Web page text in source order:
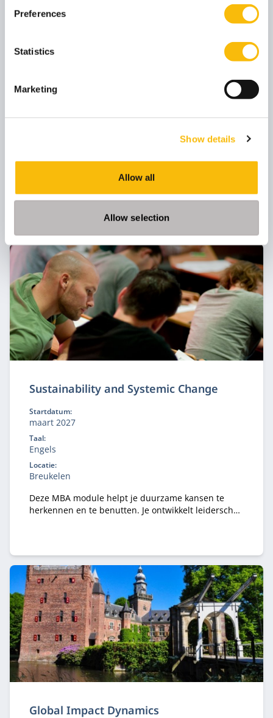
Preferences
Statistics
Marketing
Show details
Allow all
Allow selection
Organizational Development
16 september 2026
Locatie:
Leert je organisatieverandering begrijpen, initiëren
directe toepasbaarheid in je eigen werkomgeving.
Sustainability and Systemic Change
Startdatum:
maart 2027
Taal:
Engels
Locatie:
Breukelen
Deze MBA module helpt je duurzame kansen te
herkennen en te benutten. Je ontwikkelt leiderschap
Global Impact Dynamics